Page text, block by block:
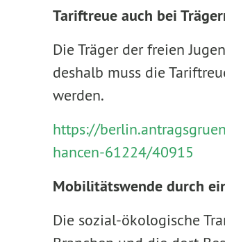
Tariftreue auch bei
Die Träger der freien
deshalb muss die
werden.
https://
hancen-61224/40915
Mobilitätswende durch
Die sozial-ökologische